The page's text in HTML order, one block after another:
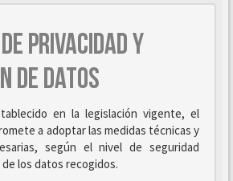
PRIVACIDAD Y
DE DATOS
en la legislación vigente, el
a adoptar las medidas técnicas y
según el nivel de seguridad
los datos recogidos.